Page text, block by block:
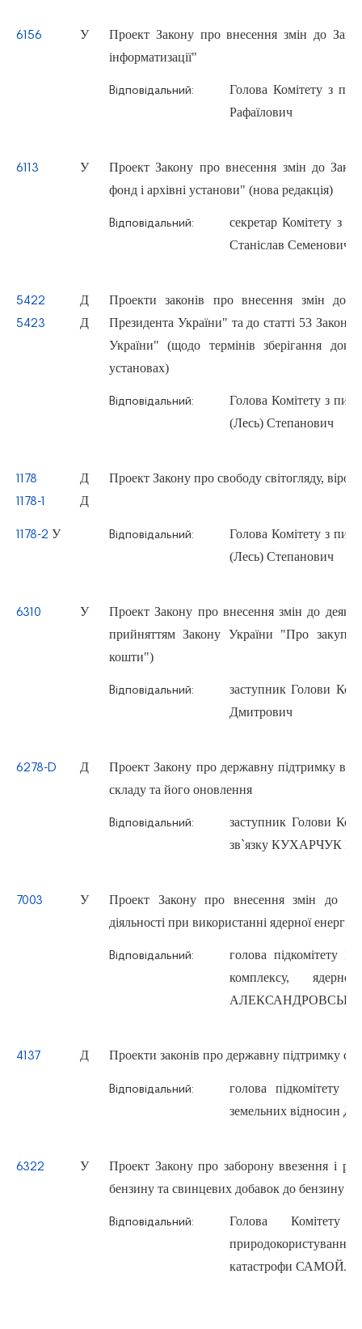
6156 У
Проект Закону про внесення змін до
інформатизації"
Відповідальний:
Голова Комітету з
Рафаїлович
6113 У
Проект Закону про внесення змін до
фонд і архівні установи" (нова редакція)
Відповідальний:
секретар Комітету з
Станіслав Семенович
5422
5423
Д
Д
Проекти законів про внесення змін до
Президента України" та до статті 53
України" (щодо термінів зберігання
установах)
Відповідальний:
Голова Комітету з
(Лесь) Степанович
1178
1178-1
Д
Д
Проект Закону про свободу світогляду,
1178-2 У Відповідальний:
Голова Комітету з
(Лесь) Степанович
6310 У
Проект Закону про внесення змін до
прийняттям Закону України "Про
кошти")
Відповідальний:
заступник Голови
Дмитрович
6278-D Д
Проект Закону про державну підтримку
складу та його оновлення
Відповідальний:
заступник Голови
зв`язку КУХАРЧУК
7003 У
Проект Закону про внесення змін до
діяльності при використанні ядерної енергії)
Відповідальний:
голова підкомітету
комплексу,
АЛЕКСАНДРОВСЬКА
4137 Д Проекти законів про державну підтримку
Відповідальний:
голова підкомітету
земельних відносин
6322 У
Проект Закону про заборону ввезення і
бензину та свинцевих добавок до бензину
Відповідальний:
Голова Комітету
природокористування
катастрофи